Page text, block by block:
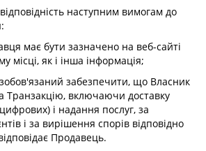
наступним вимогам до
має бути зазначено на веб-сайті
місці, як і інша інформація;
забезпечити, що Власник
Транзакцію, включаючи доставку
і надання послуг, за
і за вирішення спорів відповідно
Продавець.